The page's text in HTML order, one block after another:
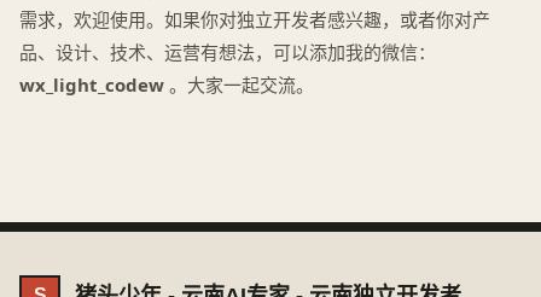
需求，欢迎使用。如果你对独立开发者感兴趣，或者你对产
品、设计、技术、运营有想法，可以添加我的微信：
wx_light_codew 。大家一起交流。